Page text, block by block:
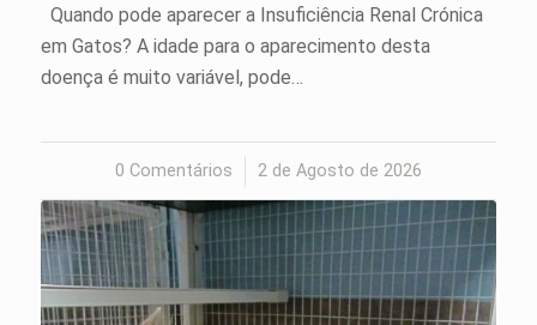
Quando pode aparecer a Insuficiência Renal Crónica
em Gatos? A idade para o aparecimento desta
doença é muito variável, pode…
0 Comentários
/ 2 de Agosto de 2026